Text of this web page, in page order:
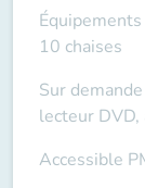
10 chaises
Sur
lecteur
Accessible